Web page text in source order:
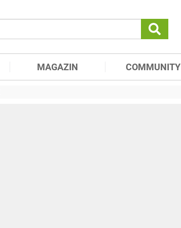
MAGAZIN COMMUNITY